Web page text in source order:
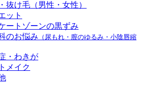
抜け毛（男性・女性）
ット
ートゾーンの黒ずみ
のお悩み （尿もれ・膣のゆるみ・小陰唇縮
・わきが
メイク